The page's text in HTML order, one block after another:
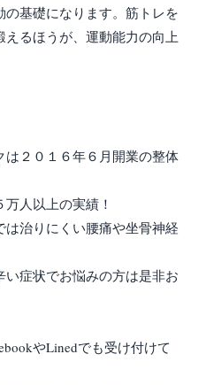
基礎になります。筋トレを
るほうが、運動能力の向上
２０１６年６月開業の整体
人以上の実績！
治りにくい腰痛や坐骨神経
症状でお悩みの方は是非お
やLinedでも受け付けて